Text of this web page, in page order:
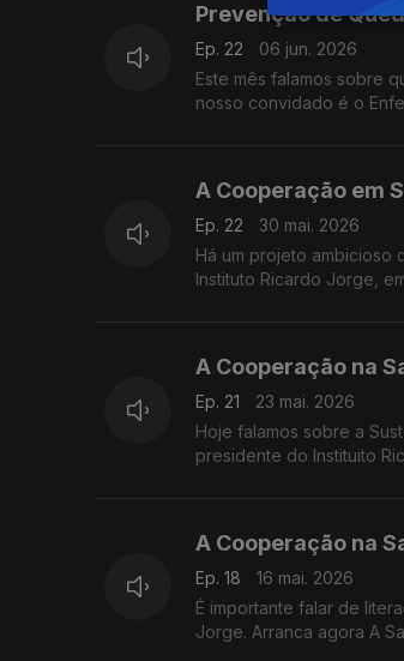
Prevenção de
Ep. 22
06 jun. 2026
Este mês falamos sobre
nosso convidado é o
A Cooperação em
Ep. 22
30 mai. 2026
Há um projeto ambicioso
Instituto Ricardo Jorge,
A Cooperação na
Ep. 21
23 mai. 2026
Hoje falamos sobre a
presidente do Instituito
A Cooperação na
Ep. 18
16 mai. 2026
É importante falar de
Jorge. Arranca agora A